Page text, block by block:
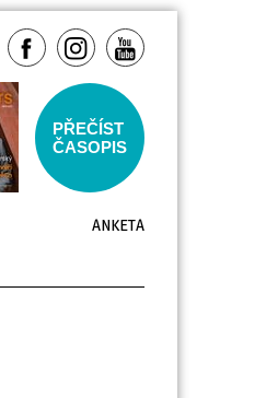
PŘEČÍST
ČASOPIS
ANKETA